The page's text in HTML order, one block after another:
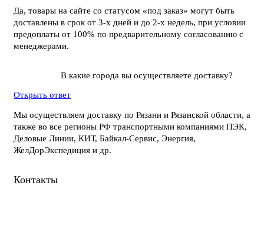
Да, товары на сайте со статусом «под заказ» могут быть
доставлены в срок от 3-х дней и до 2-х недель, при условии
предоплаты от 100% по предварительному согласованию с
менеджерами.
В какие города вы осуществляете доставку?
Открыть ответ
Мы осуществляем доставку по Рязани и Рязанской области, а
также во все регионы РФ транспортными компаниями ПЭК,
Деловые Линии, КИТ, Байкал-Сервис, Энергия,
ЖелДорЭкспедиция и др.
Контакты